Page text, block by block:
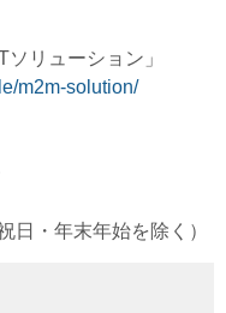
リューション」
m2m-solution/
日・年末年始を除く）